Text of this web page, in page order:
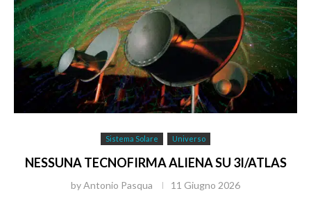
Sistema Solare Universo
NESSUNA TECNOFIRMA ALIENA SU 3I/ATLAS
byAntonio Pasqua 11 Giugno 2026